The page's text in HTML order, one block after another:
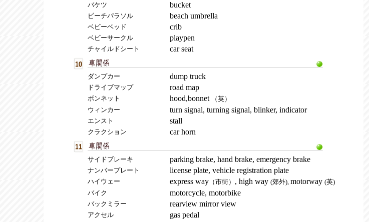
バケツ bucket
ビーチパラソル beach umbrella
ベビーベッド crib
ベビーサークル playpen
チャイルドシート car seat
ダンプカー dump truck
ドライブマップ road map
ボンネット hood,bonnet
（英）
ウィンカー
turn signal, turning signal, blinker, indicator
エンスト stall
クラクション car horn
サイドブレーキ parking brake, hand brake, emergency brake
ナンバープレート license plate, vehicle registration plate
ハイウェー express way（市街） , high way (郊外), motorway (英)
バイク
motorcycle, motorbike
バックミラー rearview mirror view
アクセル gas pedal